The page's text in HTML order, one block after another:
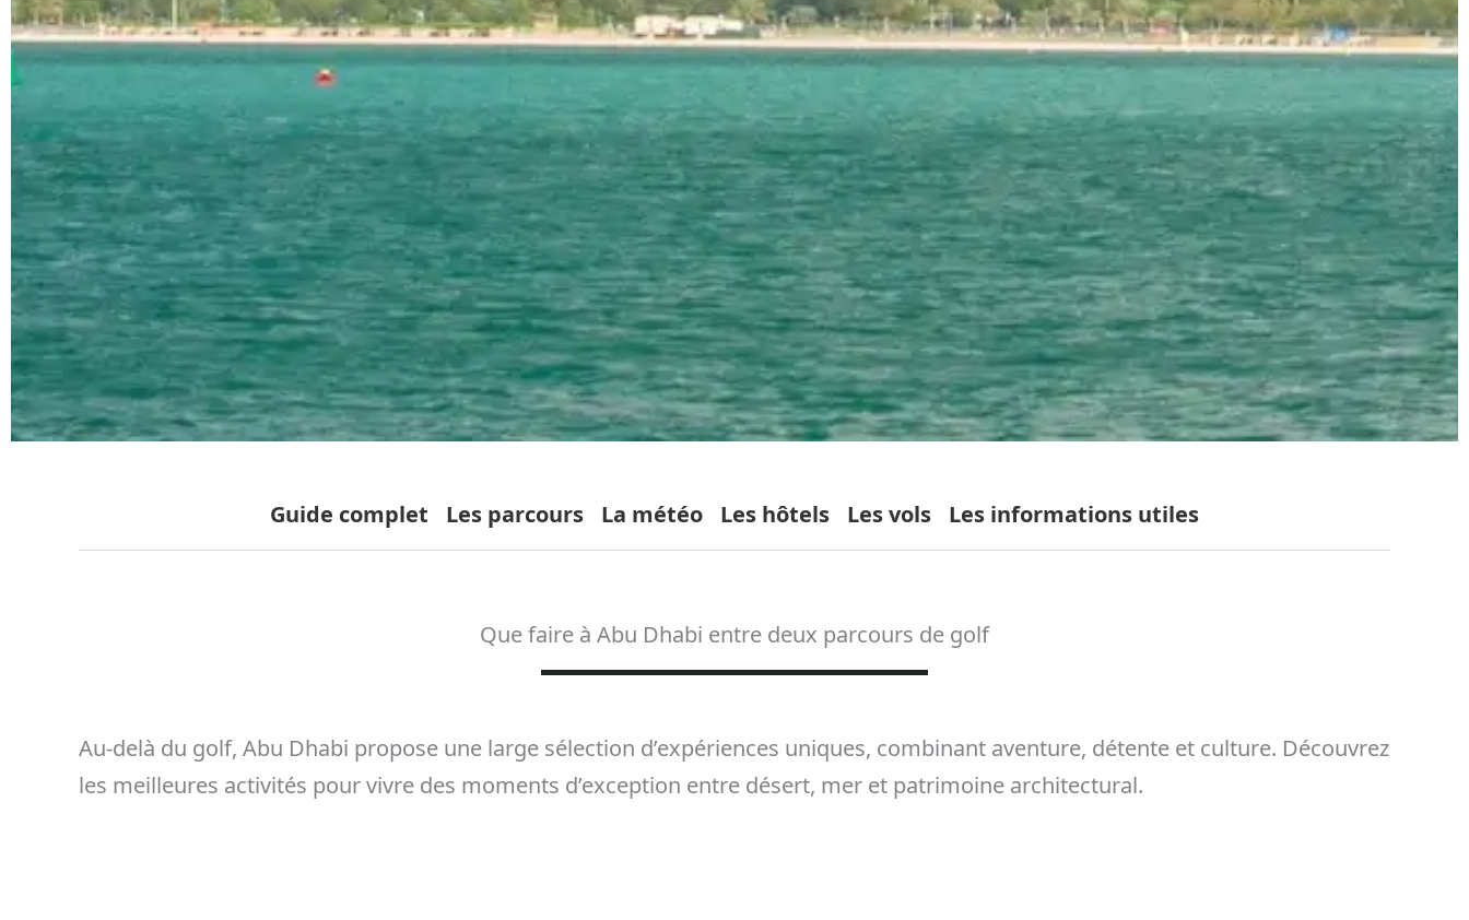
Guide complet Les parcours La météo Les hôtels Les vols Les informations utiles
Que faire à Abu Dhabi entre deux parcours de golf
Au-delà du golf, Abu Dhabi propose une large sélection d’expériences uniques, combinant aventure, détente et culture. Découvrez
les meilleures activités pour vivre des moments d’exception entre désert, mer et patrimoine architectural.